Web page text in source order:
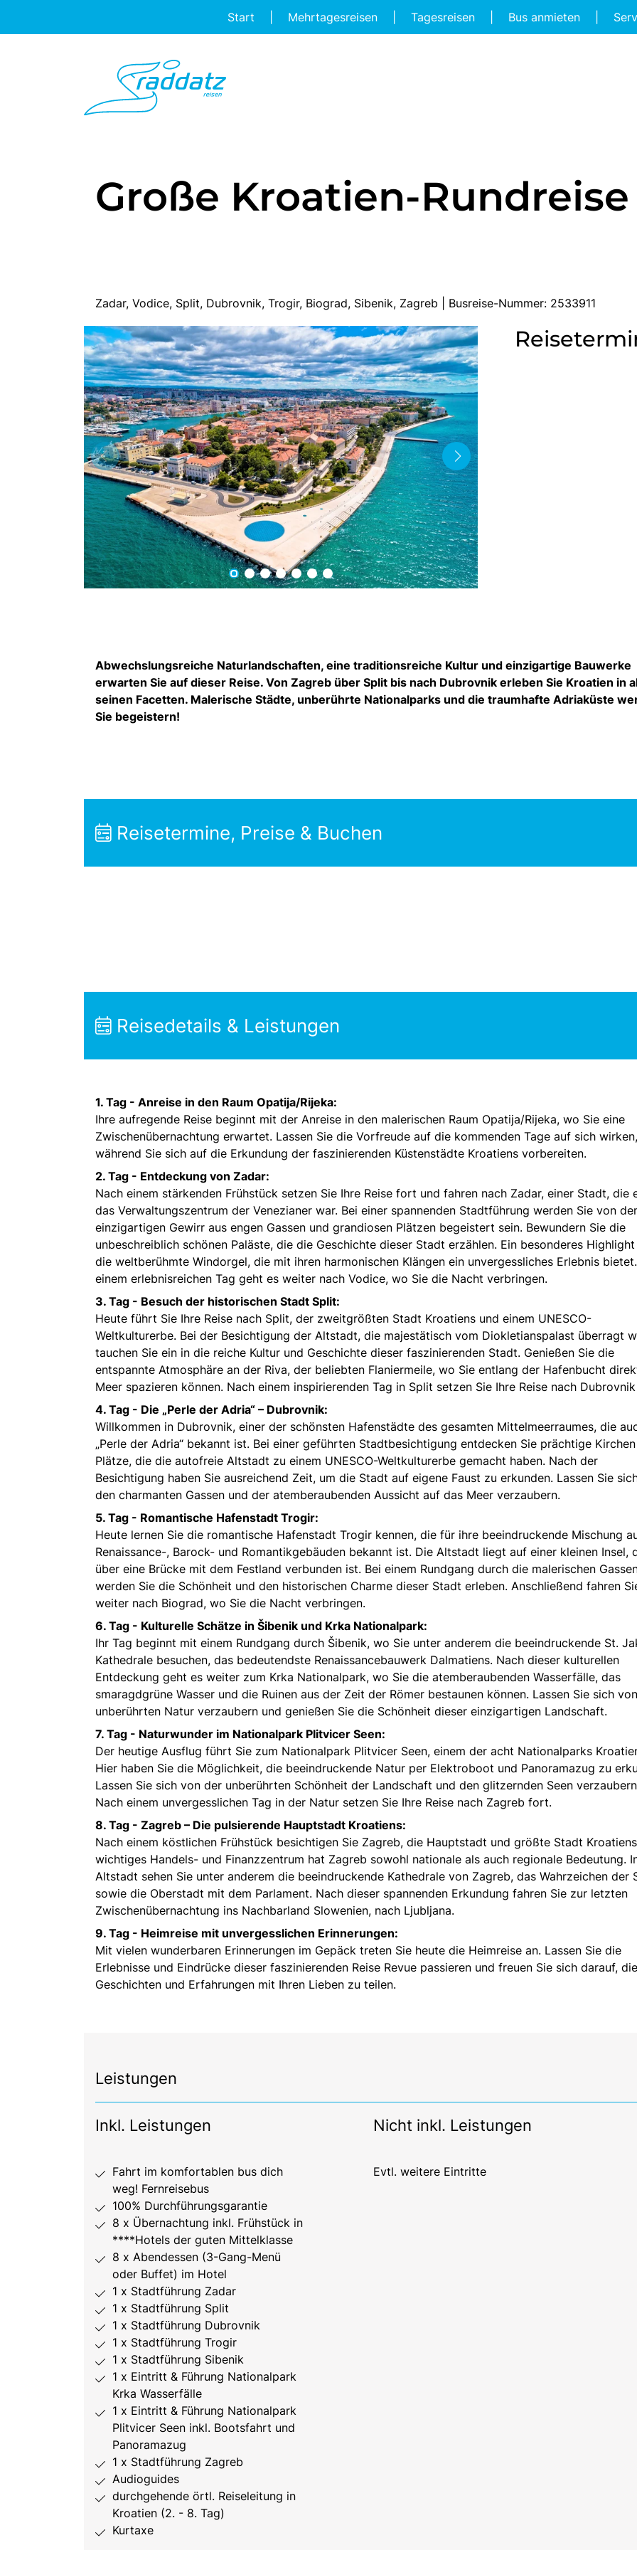
Start Mehrtagesreisen Tagesreisen Bus anmieten
Große Kroatien-Rundreise
Zadar, Vodice, Split, Dubrovnik, Trogir, Biograd, Sibenik, Zagreb | Busreise-Nummer: 2533911
Abwechslungsreiche Naturlandschaften, eine traditionsreiche Kultur und einzigartige Bauwerke
erwarten Sie auf dieser Reise. Von Zagreb über Split bis nach Dubrovnik erleben Sie Kroatien in
seinen Facetten. Malerische Städte, unberührte Nationalparks und die traumhafte Adriaküste
Sie begeistern!
Reisetermine, Preise & Buchen
Reisedetails & Leistungen
1. Tag - Anreise in den Raum Opatija/Rijeka:
Ihre aufregende Reise beginnt mit der Anreise in den malerischen Raum Opatija/Rijeka, wo Sie eine
Zwischenübernachtung erwartet. Lassen Sie die Vorfreude auf die kommenden Tage auf sich wirken,
während Sie sich auf die Erkundung der faszinierenden Küstenstädte Kroatiens vorbereiten.
2. Tag - Entdeckung von Zadar:
Nach einem stärkenden Frühstück setzen Sie Ihre Reise fort und fahren nach Zadar, einer Stadt, die
das Verwaltungszentrum der Venezianer war. Bei einer spannenden Stadtführung werden Sie von
einzigartigen Gewirr aus engen Gassen und grandiosen Plätzen begeistert sein. Bewundern Sie die
unbeschreiblich schönen Paläste, die die Geschichte dieser Stadt erzählen. Ein besonderes
die weltberühmte Windorgel, die mit ihren harmonischen Klängen ein unvergessliches Erlebnis
einem erlebnisreichen Tag geht es weiter nach Vodice, wo Sie die Nacht verbringen.
3. Tag - Besuch der historischen Stadt Split:
Heute führt Sie Ihre Reise nach Split, der zweitgrößten Stadt Kroatiens und einem UNESCO-
Weltkulturerbe. Bei der Besichtigung der Altstadt, die majestätisch vom Diokletianspalast überragt
tauchen Sie ein in die reiche Kultur und Geschichte dieser faszinierenden Stadt. Genießen Sie die
entspannte Atmosphäre an der Riva, der beliebten Flaniermeile, wo Sie entlang der Hafenbucht
Meer spazieren können. Nach einem inspirierenden Tag in Split setzen Sie Ihre Reise nach
4. Tag - Die „Perle der Adria“ – Dubrovnik:
Willkommen in Dubrovnik, einer der schönsten Hafenstädte des gesamten Mittelmeerraumes, die
„Perle der Adria“ bekannt ist. Bei einer geführten Stadtbesichtigung entdecken Sie prächtige
Plätze, die die autofreie Altstadt zu einem UNESCO-Weltkulturerbe gemacht haben. Nach der
Besichtigung haben Sie ausreichend Zeit, um die Stadt auf eigene Faust zu erkunden. Lassen Sie
den charmanten Gassen und der atemberaubenden Aussicht auf das Meer verzaubern.
5. Tag - Romantische Hafenstadt Trogir:
Heute lernen Sie die romantische Hafenstadt Trogir kennen, die für ihre beeindruckende Mischung
Renaissance-, Barock- und Romantikgebäuden bekannt ist. Die Altstadt liegt auf einer kleinen Insel,
über eine Brücke mit dem Festland verbunden ist. Bei einem Rundgang durch die malerischen
werden Sie die Schönheit und den historischen Charme dieser Stadt erleben. Anschließend fahren
weiter nach Biograd, wo Sie die Nacht verbringen.
6. Tag - Kulturelle Schätze in Šibenik und Krka Nationalpark:
Ihr Tag beginnt mit einem Rundgang durch Šibenik, wo Sie unter anderem die beeindruckende St.
Kathedrale besuchen, das bedeutendste Renaissancebauwerk Dalmatiens. Nach dieser kulturellen
Entdeckung geht es weiter zum Krka Nationalpark, wo Sie die atemberaubenden Wasserfälle, das
smaragdgrüne Wasser und die Ruinen aus der Zeit der Römer bestaunen können. Lassen Sie sich
unberührten Natur verzaubern und genießen Sie die Schönheit dieser einzigartigen Landschaft.
7. Tag - Naturwunder im Nationalpark Plitvicer Seen:
Der heutige Ausflug führt Sie zum Nationalpark Plitvicer Seen, einem der acht Nationalparks
Hier haben Sie die Möglichkeit, die beeindruckende Natur per Elektroboot und Panoramazug zu
Lassen Sie sich von der unberührten Schönheit der Landschaft und den glitzernden Seen
Nach einem unvergesslichen Tag in der Natur setzen Sie Ihre Reise nach Zagreb fort.
8. Tag - Zagreb – Die pulsierende Hauptstadt Kroatiens:
Nach einem köstlichen Frühstück besichtigen Sie Zagreb, die Hauptstadt und größte Stadt
wichtiges Handels- und Finanzzentrum hat Zagreb sowohl nationale als auch regionale Bedeutung.
Altstadt sehen Sie unter anderem die beeindruckende Kathedrale von Zagreb, das Wahrzeichen der
sowie die Oberstadt mit dem Parlament. Nach dieser spannenden Erkundung fahren Sie zur letzten
Zwischenübernachtung ins Nachbarland Slowenien, nach Ljubljana.
9. Tag - Heimreise mit unvergesslichen Erinnerungen:
Mit vielen wunderbaren Erinnerungen im Gepäck treten Sie heute die Heimreise an. Lassen Sie die
Erlebnisse und Eindrücke dieser faszinierenden Reise Revue passieren und freuen Sie sich darauf, die
Geschichten und Erfahrungen mit Ihren Lieben zu teilen.
Leistungen
Inkl. Leistungen
Fahrt im komfortablen bus dich
weg! Fernreisebus
100% Durchführungsgarantie
8 x Übernachtung inkl. Frühstück in
****Hotels der guten Mittelklasse
8 x Abendessen (3-Gang-Menü
oder Buffet) im Hotel
1 x Stadtführung Zadar
1 x Stadtführung Split
1 x Stadtführung Dubrovnik
1 x Stadtführung Trogir
1 x Stadtführung Sibenik
1 x Eintritt & Führung Nationalpark
Krka Wasserfälle
1 x Eintritt & Führung Nationalpark
Plitvicer Seen inkl. Bootsfahrt und
Panoramazug
1 x Stadtführung Zagreb
Audioguides
durchgehende örtl. Reiseleitung in
Kroatien (2. - 8. Tag)
Kurtaxe
Nicht inkl. Leistungen
Evtl. weitere Eintritte